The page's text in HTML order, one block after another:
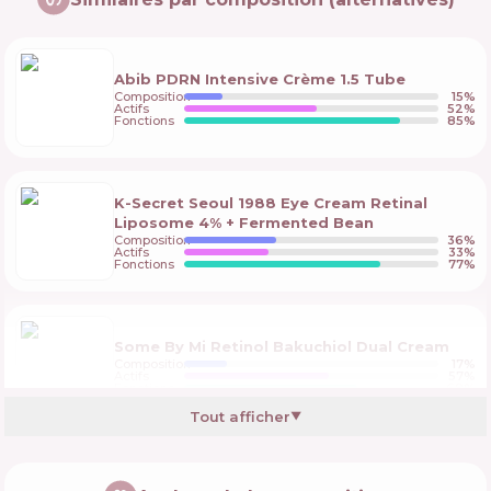
Abib PDRN Intensive Crème 1.5 Tube
Composition 15%
Actifs 52%
Fonctions 85%
K-Secret Seoul 1988 Eye Cream Retinal
Liposome 4% + Fermented Bean
Composition 36%
Actifs 33%
Fonctions 77%
Some By Mi Retinol Bakuchiol Dual Cream
Dear, Klairs Vitamin Toning Barrier Cream
Tout afficher▼